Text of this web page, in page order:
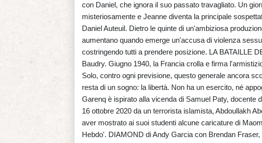
con Daniel, che ignora il suo passato travagliato. Un
misteriosamente e Jeanne diventa la principale
Daniel Auteuil. Dietro le quinte di un'ambiziosa
aumentano quando emerge un'accusa di violenza
costringendo tutti a prendere posizione. LA BATAILLE
Baudry. Giugno 1940, la Francia crolla e firma
Solo, contro ogni previsione, questo generale ancora
resta di un sogno: la libertà. Non ha un esercito, né
Garenq è ispirato alla vicenda di Samuel Paty, docente
16 ottobre 2020 da un terrorista islamista, Abdoullakh
aver mostrato ai suoi studenti alcune caricature di
Hebdo'. DIAMOND di Andy Garcia con Brendan